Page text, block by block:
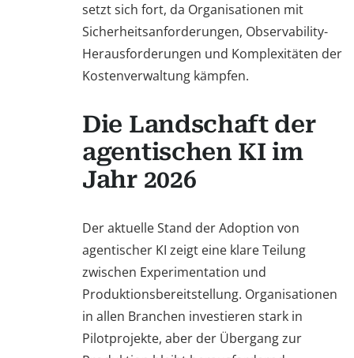
setzt sich fort, da Organisationen mit
Sicherheitsanforderungen, Observability-
Herausforderungen und Komplexitäten der
Kostenverwaltung kämpfen.
Die Landschaft der
agentischen KI im
Jahr 2026
Der aktuelle Stand der Adoption von
agentischer KI zeigt eine klare Teilung
zwischen Experimentation und
Produktionsbereitstellung. Organisationen
in allen Branchen investieren stark in
Pilotprojekte, aber der Übergang zur